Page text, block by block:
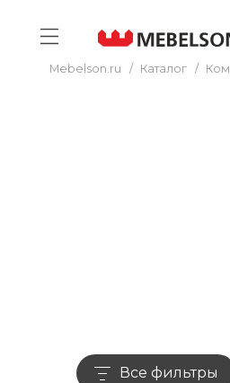
Mebelson.ru / Каталог /
Все фильтры